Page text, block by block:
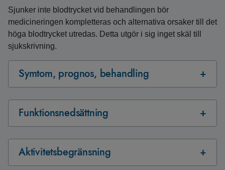
Sjunker inte blodtrycket vid behandlingen bör
medicineringen kompletteras och alternativa orsaker till det
höga blodtrycket utredas. Detta utgör i sig inget skäl till
sjukskrivning.
Symtom, prognos, behandling
Funktionsnedsättning
Aktivitetsbegränsning